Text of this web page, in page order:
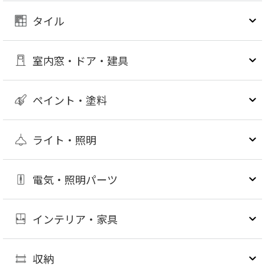
タイル
室内窓・ドア・建具
ペイント・塗料
ライト・照明
電気・照明パーツ
インテリア・家具
収納